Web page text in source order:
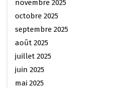
novembre 2025
octobre 2025
septembre 2025
août 2025
juillet 2025
juin 2025
mai 2025